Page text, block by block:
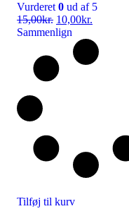
Vurderet 0 ud af 5
15,00kr. 10,00kr.
Sammenlign
Tilføj til kurv